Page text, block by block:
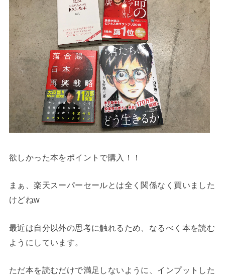
欲しかった本をポイントで購入！！
まぁ、楽天スーパーセールとは全く関係なく買いました
けどねw
最近は自分以外の思考に触れるため、なるべく本を読む
ようにしています。
ただ本を読むだけで満足しないように、インプットした